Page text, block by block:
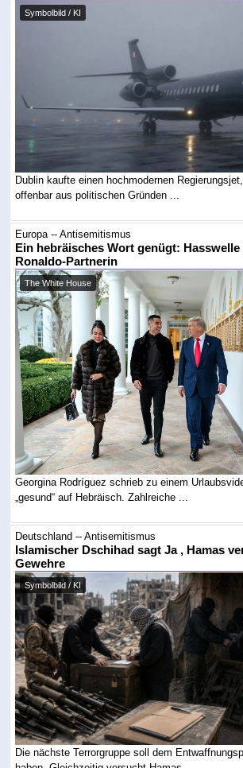
Symbolbild / KI
Dublin kaufte einen hochmodernen
offenbar aus politischen Gründen ...
Europa -- Antisemitismus
Ein hebräisches Wort genügt: Hasswelle
Ronaldo-Partnerin
The White House
Georgina Rodríguez schrieb zu einem
„gesund“ auf Hebräisch. Zahlreiche ...
Deutschland -- Antisemitismus
Islamischer Dschihad sagt Ja , Hamas
Gewehre
Symbolbild / KI
Die nächste Terrorgruppe soll dem